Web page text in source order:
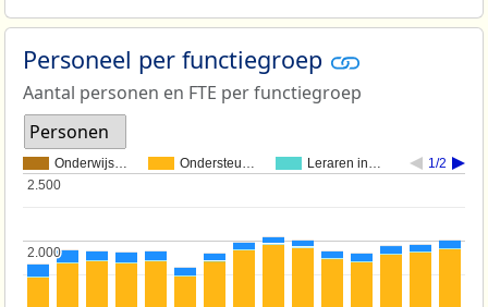
Personeel per functiegroep
Aantal personen en FTE per functiegroep
Personen
Onderwijs… Ondersteu… Leraren in… 1/2
2.000
2.000
2.500
2.500